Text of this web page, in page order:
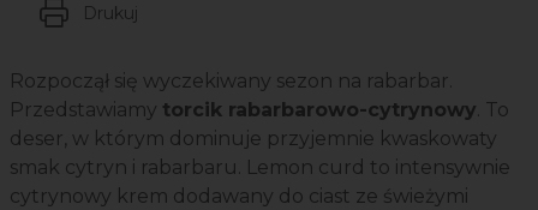
Drukuj
Rozpoczął się wyczekiwany sezon na rabarbar.
Przedstawiamy torcik rabarbarowo-cytrynowy. To
deser, w którym dominuje przyjemnie kwaskowaty
smak cytryn i rabarbaru. Lemon curd to intensywnie
cytrynowy krem dodawany do ciast ze świeżymi